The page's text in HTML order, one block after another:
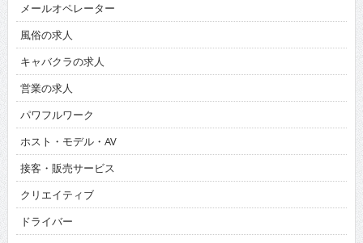
メールオペレーター
風俗の求人
キャバクラの求人
営業の求人
パワフルワーク
ホスト・モデル・AV
接客・販売サービス
クリエイティブ
ドライバー